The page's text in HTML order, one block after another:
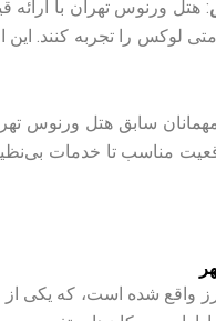
: هتل ورنوس تهران با ارائه
لوکس را تجربه کنند. این
سابق هتل ورنوس
مناسب تا خدمات
واقع شده است، که یکی